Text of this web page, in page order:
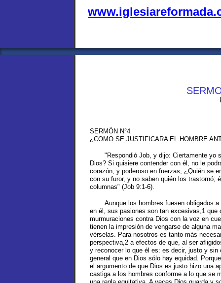
SERMÓN N°4
¿COMO SE JUSTIFICARA EL HOMBRE
"Respondió Job, y dijo: Ciertamente yo
Dios? Si quisiere contender con él, no le
corazón, y poderoso en fuerzas; ¿Quién se
con su furor, y no saben quién los trastornó;
columnas" (Job 9:1-6).
Aunque los hombres fuesen obligados
en él, sus pasiones son tan excesivas,1 que
murmuraciones contra Dios con la voz en
tienen la impresión de vengarse de alguna
vérselas. Para nosotros es tanto más
perspectiva,2 a efectos de que, al ser
y reconocer lo que él es: es decir, justo y
general que en Dios sólo hay equidad.
el argumento de que Dios es justo hizo una
castiga a los hombres conforme a lo que se